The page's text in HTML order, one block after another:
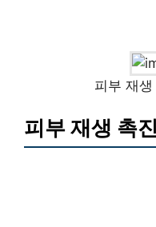
피부 재
피부 재생 촉